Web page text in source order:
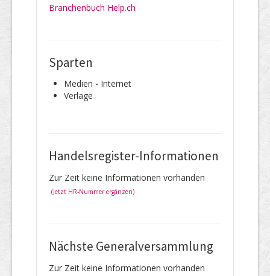
Branchenbuch Help.ch
Sparten
Medien - Internet
Verlage
Handelsregister-Informationen
Zur Zeit keine Informationen vorhanden
(Jetzt HR-Nummer ergänzen)
Nächste Generalversammlung
Zur Zeit keine Informationen vorhanden